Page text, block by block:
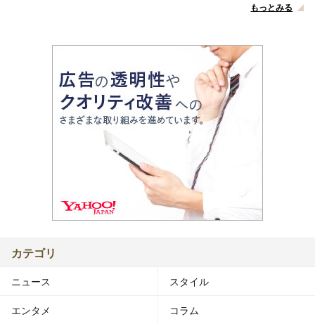
もっとみる
カテゴリ
ニュース スタイル
エンタメ コラム